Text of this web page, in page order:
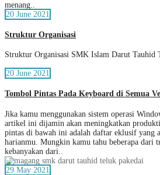
menang..
20 June 2021
Struktur Organisasi
Struktur Organisasi SMK Islam Darut Tauhid
20 June 2021
Tombol Pintas Pada Keyboard di Semua
Jika kamu menggunakan sistem operasi
artikel ini dijamin akan meningkatkan
pintas di bawah ini adalah daftar eklusif yang
harianmu. Mungkin kamu tahu beberapa dari
kebanyakan dari..
29 May 2021